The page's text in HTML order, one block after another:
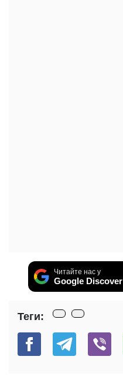
Читайте нас у
Google Discover
Теги: